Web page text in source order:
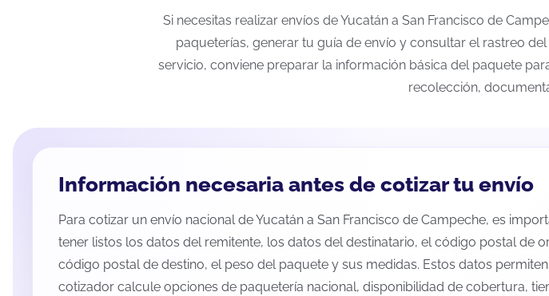
Si necesitas realizar envíos de Yucatán a San Francisco de
paqueterías, generar tu guía de envío y consultar el rastreo
servicio, conviene preparar la información básica del paquete
recolección,
Información necesaria antes de cotizar tu envío
Para cotizar un envío nacional de Yucatán a San Francisco de Campeche, es
tener listos los datos del remitente, los datos del destinatario, el código postal de
código postal de destino, el peso del paquete y sus medidas. Estos datos
cotizador calcule opciones de paquetería nacional, disponibilidad de cobertura,